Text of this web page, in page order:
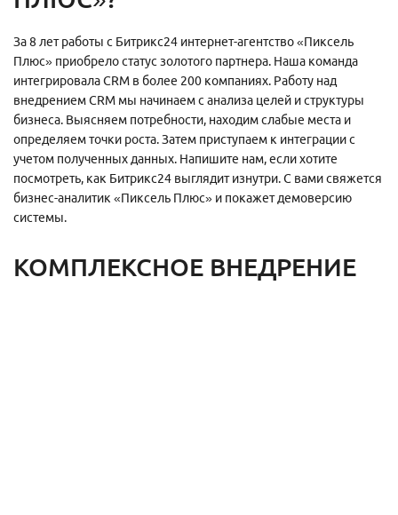
За 8 лет работы с Битрикс24 интернет-агентство «Пиксель
Плюс» приобрело статус золотого партнера. Наша команда
интегрировала CRM в более 200 компаниях. Работу над
внедрением CRM мы начинаем с анализа целей и структуры
бизнеса. Выясняем потребности, находим слабые места и
определяем точки роста. Затем приступаем к интеграции с
учетом полученных данных. Напишите нам, если хотите
посмотреть, как Битрикс24 выглядит изнутри. С вами свяжется
бизнес-аналитик «Пиксель Плюс» и покажет демоверсию
системы.
КОМПЛЕКСНОЕ ВНЕДРЕНИЕ